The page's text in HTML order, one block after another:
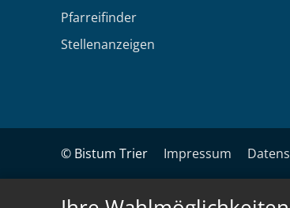
Pfarreifinder
Stellenanzeigen
© Bistum Trier Impressum